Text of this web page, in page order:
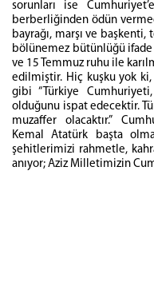
sorunları ise
berberliğinden ödün
bayrağı, marşı ve
bölünemez bütünlüğü ifade
ve 15 Temmuz ruhu ile
edilmiştir. Hiç kuşku yok
gibi “Türkiye
olduğunu ispat edecektir.
muzaffer olacaktır.”
Kemal Atatürk başta
şehitlerimizi rahmetle,
anıyor; Aziz Milletimizin